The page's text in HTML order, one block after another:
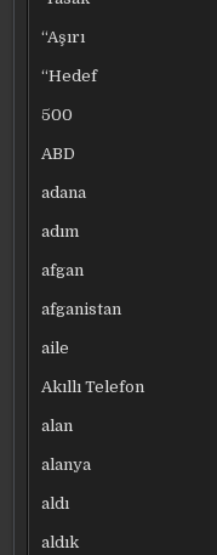
“Aşırı
“Hedef
500
ABD
adana
adım
afgan
afganistan
aile
Akıllı Telefon
alan
alanya
aldı
aldık